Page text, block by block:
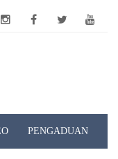
PENGADUAN